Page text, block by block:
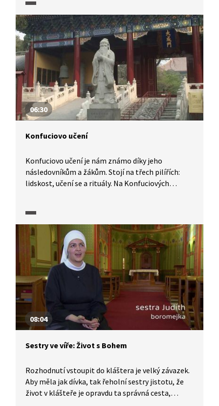
někdy jím byly vybaveny zámky, muzea a galerie.
Kláštery však často vlastnily i díla vysoké
umělecké kvality, která se naštěstí většinou
podařilo zachránit díky Národní galerii a Národní
knihovně.
06:30
Konfuciovo učení
Konfuciovo učení je nám známo díky jeho
následovníkům a žákům. Stojí na třech pilířích:
lidskost, učení se a rituály. Na Konfuciových
To nejdůležitější na Konfuciově pojetí vlády je
rituální soulad, harmonizace mezilidských vztahů.
Mnoho čínských panovníků se jím nechalo
inspirovat při svém vládnutí, obřadech
i organizaci. Konfucianismus je učením
o společnosti, o postavení člověka ve společnosti
a vztahu člověka k moci.
08:04
Sestry ve víře: Život s Bohem
Rozhodnutí vstoupit do kláštera je velký závazek.
Aby měla jak dívka, tak řeholní sestry jistotu, že
život v klášteře je opravdu ta správná cesta,